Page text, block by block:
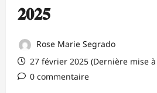
𝟐𝟎𝟐𝟓
Rose Marie Segrado
27 février 2025 (Dernière mise
0 commentaire